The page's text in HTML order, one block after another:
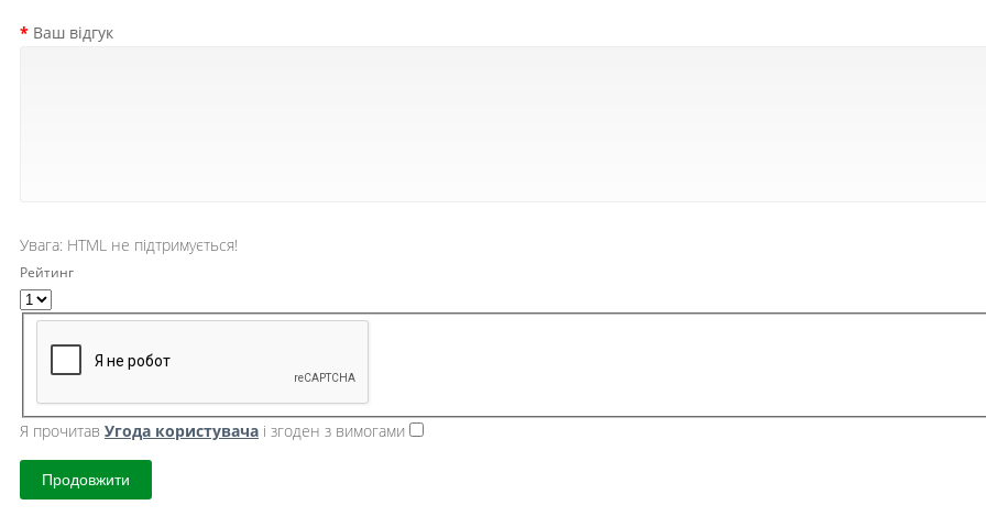
Ваш відгук
Увага: HTML не підтримується!
Рейтинг
Я прочитав Угода користувача і згоден з вимогами
Продовжити